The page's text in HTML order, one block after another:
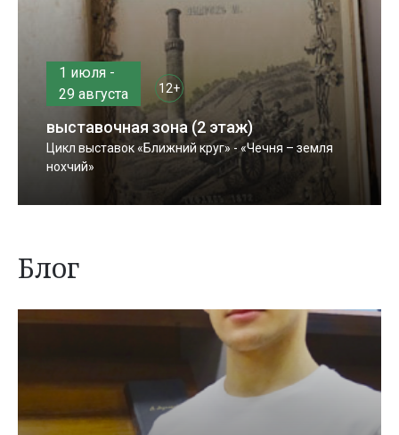
1 июля -
29 августа
12+
выставочная зона (2 этаж)
Цикл выставок «Ближний круг» - «Чечня – земля
нохчий»
Блог